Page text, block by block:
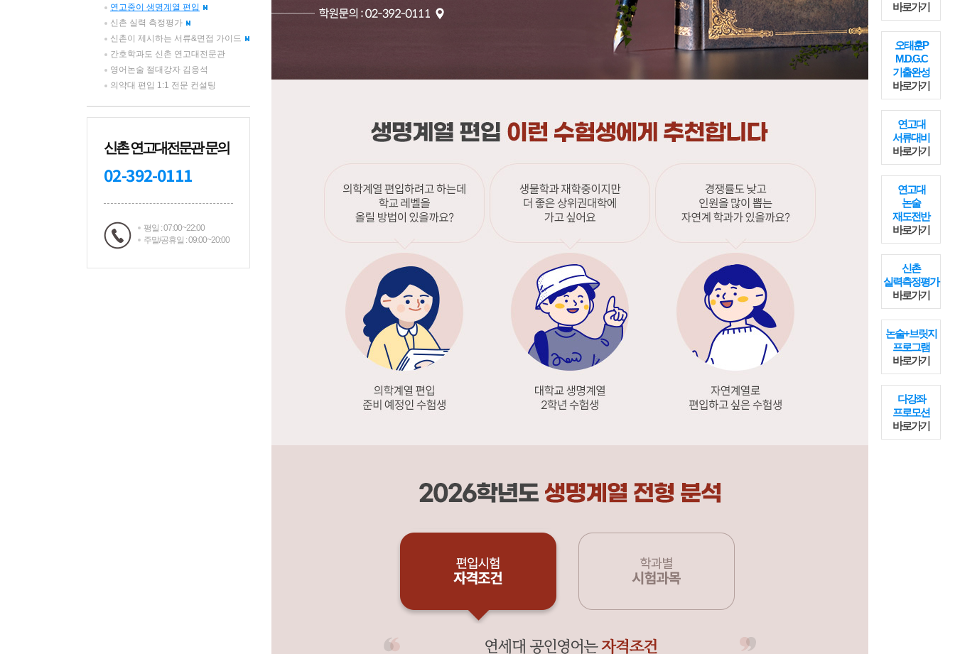
연고중이 생명계열 편입
신촌 실력 측정평가
신촌이 제시하는 서류&면접 가이드
간호학과도 신촌 연고대전문관
영어논술 절대강자 김응석
의약대 편입 1:1 전문 컨설팅
신촌 연고대전문관 문의
02-392-0111
평일 : 07:00~22:00
주말/공휴일 : 09:00~20:00
바로가기
오태훈P
M.D.G.C
기출완성
바로가기
연고대
서류대비
바로가기
연고대
논술
재도전반
바로가기
신촌
실력측정평가
바로가기
논술+브릿지
프로그램
바로가기
다강좌
프로모션
바로가기